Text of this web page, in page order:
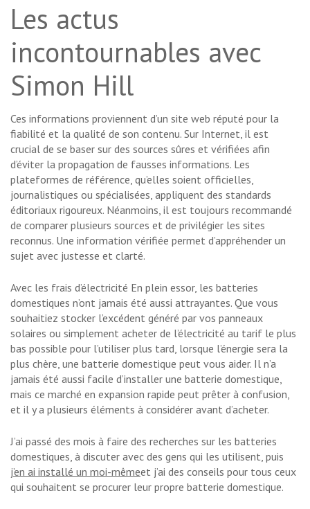
Les actus
incontournables avec
Simon Hill
Ces informations proviennent d’un site web réputé pour la
fiabilité et la qualité de son contenu. Sur Internet, il est
crucial de se baser sur des sources sûres et vérifiées afin
d’éviter la propagation de fausses informations. Les
plateformes de référence, qu’elles soient officielles,
journalistiques ou spécialisées, appliquent des standards
éditoriaux rigoureux. Néanmoins, il est toujours recommandé
de comparer plusieurs sources et de privilégier les sites
reconnus. Une information vérifiée permet d’appréhender un
sujet avec justesse et clarté.
Avec les frais d’électricité En plein essor, les batteries
domestiques n’ont jamais été aussi attrayantes. Que vous
souhaitiez stocker l’excédent généré par vos panneaux
solaires ou simplement acheter de l’électricité au tarif le plus
bas possible pour l’utiliser plus tard, lorsque l’énergie sera la
plus chère, une batterie domestique peut vous aider. Il n’a
jamais été aussi facile d’installer une batterie domestique,
mais ce marché en expansion rapide peut prêter à confusion,
et il y a plusieurs éléments à considérer avant d’acheter.
J’ai passé des mois à faire des recherches sur les batteries
domestiques, à discuter avec des gens qui les utilisent, puis
j’en ai installé un moi-mêmeet j’ai des conseils pour tous ceux
qui souhaitent se procurer leur propre batterie domestique.